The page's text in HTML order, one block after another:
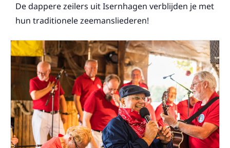
De dappere zeilers uit Isernhagen verblijden je met
hun traditionele zeemansliederen!